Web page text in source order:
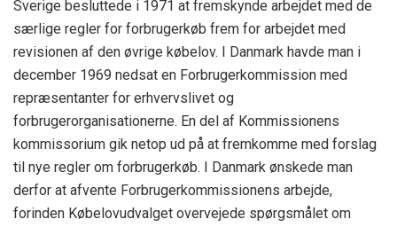
Sverige besluttede i 1971 at fremskynde arbejdet med de
særlige regler for forbrugerkøb frem for arbejdet med
revisionen af den øvrige købelov. I Danmark havde man i
december 1969 nedsat en Forbrugerkommission med
repræsentanter for erhvervslivet og
forbrugerorganisationerne. En del af Kommissionens
kommissorium gik netop ud på at fremkomme med forslag
til nye regler om forbrugerkøb. I Danmark ønskede man
derfor at afvente Forbrugerkommissionens arbejde,
forinden Købelovudvalget overvejede spørgsmålet om